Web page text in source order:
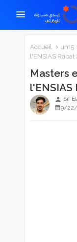
Accueil um5
l'ENSIAS
Masters
l'ENSIAS
person Sif
9/